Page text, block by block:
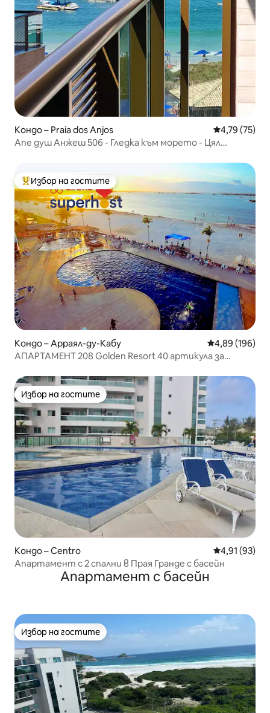
Кондо – Praia dos Anjos Средна
4,79 (75)
Апе душ Анжеш 506 - Гледка към морето - Цял
Най-популярен избор на гостите
Избор на гостите
Кондо – Арраял-ду-Кабу Средна
4,89 (196)
АПАРТАМЕНТ 208 Golden Resort 40 артикула за
Избор на гостите
Избор на гостите
Кондо – Centro Средна
4,91 (93)
Апартамент с 2 спални в Прая Гранде с басейн
Апартамент с басейн
Избор на гостите
Избор на гостите